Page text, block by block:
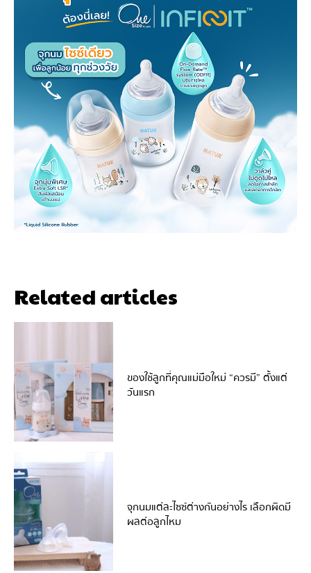
Related articles
ของใช้ลูกที่คุณแม่มือใหม่ “ควรมี” ตั้งแต่
วันแรก
จุกนมแต่ละไซซ์ต่างกันอย่างไร เลือกผิดมี
ผลต่อลูกไหม